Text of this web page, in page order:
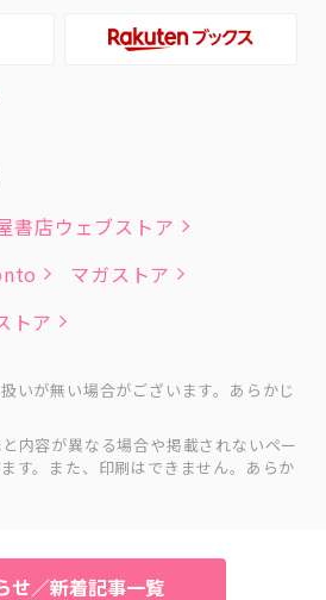
書店ウェブストア
マガストア
トア
いが無い場合がございます。あらかじ
内容が異なる場合や掲載されないペー
す。また、印刷はできません。あらか
せ／新着記事一覧